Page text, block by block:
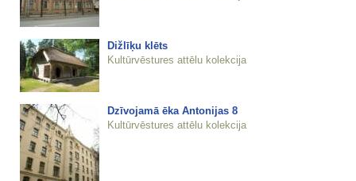
Dižlīķu klēts
Kultūrvēstures attēlu kolekcija
Dzīvojamā ēka Antonijas 8
Kultūrvēstures attēlu kolekcija